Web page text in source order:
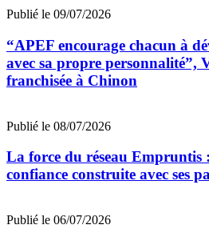
Publié le 09/07/2026
“APEF encourage chacun à
avec sa propre personnalité”,
franchisée à Chinon
Publié le 08/07/2026
La force du réseau Empruntis
confiance construite avec ses
Publié le 06/07/2026